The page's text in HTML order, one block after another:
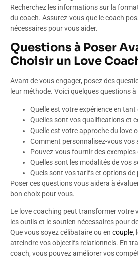
Recherchez les informations sur la
du coach. Assurez-vous que le coach
nécessaires pour vous aider.
Questions à Poser
Choisir un Love
Avant de vous engager, posez des
leur méthode. Voici quelques questions
Quelle est votre expérience en tant
Quelles sont vos qualifications et
Quelle est votre approche du love
Comment personnalisez-vous vos
Pouvez-vous fournir des exemples
Quelles sont les modalités de vos
Quels sont vos tarifs et options de
Poser ces questions vous aidera à
bon choix pour vous.
Le love coaching peut transformer votre
les outils et le soutien nécessaires pour
Que vous soyez célibataire ou encouple,
atteindre vos objectifs relationnels. En
coach, vous pouvez améliorer vos